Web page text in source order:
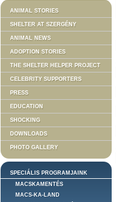
ANIMAL STORIES
SHELTER AT SZERGÉNY
ANIMAL NEWS
ADOPTION STORIES
THE SHELTER HELPER PROJECT
CELEBRITY SUPPORTERS
PRESS
EDUCATION
SHOCKING
DOWNLOADS
PHOTO GALLERY
SPECIÁLIS PROGRAMJAINK
MACSKAMENTÉS
MACS-KA-LAND